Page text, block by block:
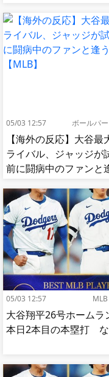
05/03 12:57 ボールパ
【海外の反応】大谷最
ライバル、ジャッジが
前に闘病中のファンと
05/03 12:57
大谷翔平26号ホームラ
本日2本目の本塁打